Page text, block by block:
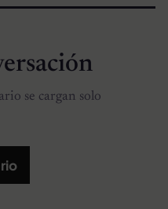
se cargan solo